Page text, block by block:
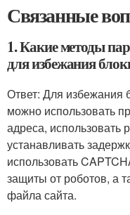
Связанные
1. Какие методы
для избежания
Ответ: Для избежания
можно использовать
адреса, использовать
устанавливать
использовать
защиты от роботов, а
файла сайта.